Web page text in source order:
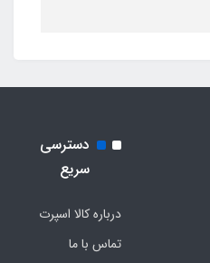
دسترسی
سریع
درباره کالا اسپرت
تماس با ما